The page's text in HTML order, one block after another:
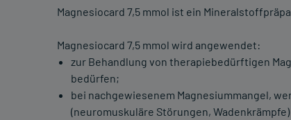
Magnesiocard 7,5 mmol ist ein
Magnesiocard 7,5 mmol wird angewendet:
zur Behandlung von therapiebedürftigen
bedürfen;
bei nachgewiesenem Magnesiummangel,
(neuromuskuläre Störungen, Wadenkrämpfe)